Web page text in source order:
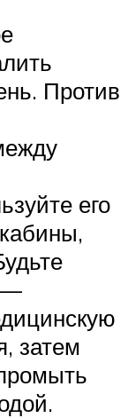
Против
его
—
затем